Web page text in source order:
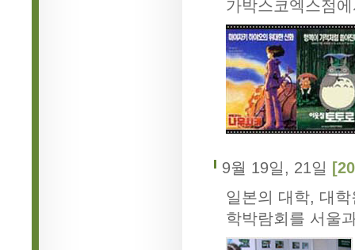
가박스코엑스점
9월 19일, 21일
일본의 대학, 대
학박람회를 서울